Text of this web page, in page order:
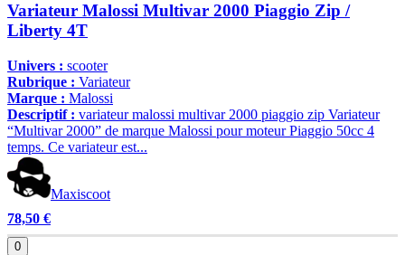
Variateur Malossi Multivar 2000 Piaggio Zip /
Liberty 4T
Univers : scooter
Rubrique : Variateur
Marque : Malossi
Descriptif : variateur malossi multivar 2000 piaggio zip Variateur
“Multivar 2000” de marque Malossi pour moteur Piaggio 50cc 4
temps. Ce variateur est...
Maxiscoot
78,50 €
0